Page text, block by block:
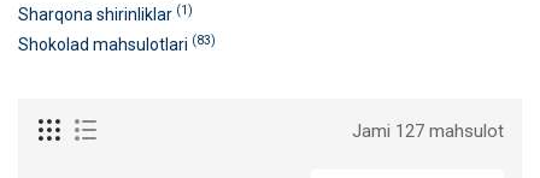
Sharqona shirinliklar (1)
Shokolad mahsulotlari (83)
Jami 127 mahsulot